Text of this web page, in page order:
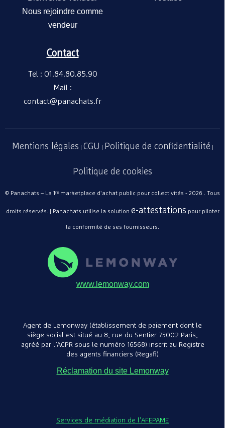
Nous rejoindre comme
vendeur
Contact
Tel : 01.84.80.85.90
Mail :
contact@panachats.fr
Mentions légales CGU Politique de confidentialité
Politique de cookies
© Panachats – La 1ʳᵉ marketplace d'achat public pour collectivités - 2026 . Tous
droits réservés. | Panachats utilise la solution e-attestations pour piloter
la conformité de ses fournisseurs.
www.lemonway.com
Agent de Lemonway (établissement de paiement dont le
siège social est situé au 8, rue du Sentier 75002 Paris,
agréé par l’ACPR sous le numéro 16568) inscrit au Registre
des agents financiers (Regafi)
Réclamation du site Lemonway
Services de médiation de l’AFEPAME